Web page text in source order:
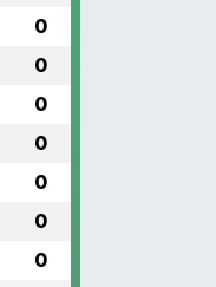
0
0
0
0
0
0
0